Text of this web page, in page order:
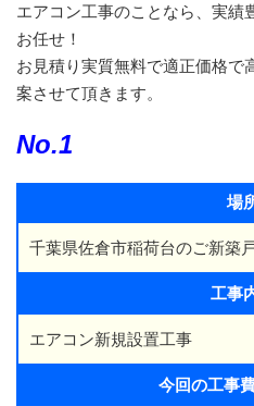
エアコン工事のことなら、実績
お任せ！
お見積り実質無料で適正価格で
案させて頂きます。
No.1
場
千葉県佐倉市稲荷台のご新築
工事
エアコン新規設置工事
今回の工事